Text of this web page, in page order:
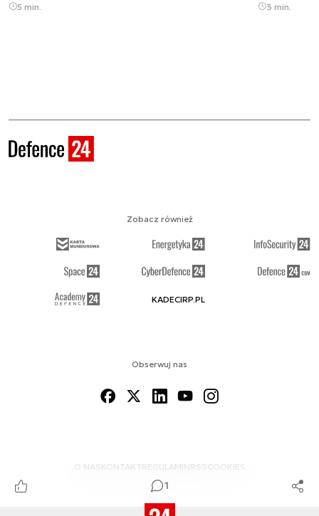
1
5 min. 3 min.
Obserwuj nas
O NAS KONTAKTREGULAMINRSS COOKIES
Zobacz również
KADECIRP.PL